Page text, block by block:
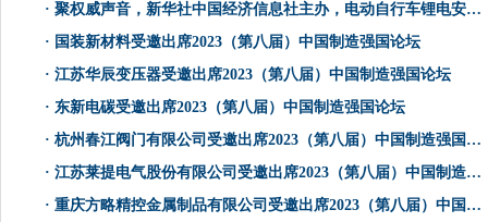
· 聚权威声音，新华社中国经济信息社主办，电动自行车锂电安全研讨会顺利召开！
· 国装新材料受邀出席2023（第八届）中国制造强国论坛
· 江苏华辰变压器受邀出席2023（第八届）中国制造强国论坛
· 东新电碳受邀出席2023（第八届）中国制造强国论坛
· 杭州春江阀门有限公司受邀出席2023（第八届）中国制造强国论坛
· 江苏莱提电气股份有限公司受邀出席2023（第八届）中国制造强国论坛
· 重庆方略精控金属制品有限公司受邀出席2023（第八届）中国制造强国论坛